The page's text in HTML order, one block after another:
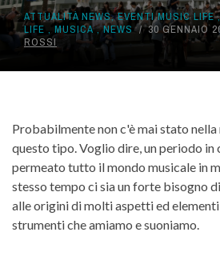
ATTUALITÀ NEWS,EVENTI MUSIC LIFE
LIFE , MUSICA ,NEWS 30 GENNAIO
ROSSI
Probabilmente non c'è mai stato
questo tipo. Voglio dire, un periodo in
permeato tutto il mondo musicale in
stesso tempo ci sia un forte bisogno
alle origini di molti aspetti ed
strumenti che amiamo e suoniamo.